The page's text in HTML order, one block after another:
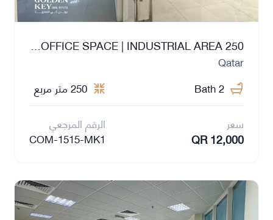
250 SQM | FITTED OFFICE SPACE | INDUSTRIAL AREA
Qatar
2 Bath
250 متر مربع
سعر
QR 12,000
الرقم المرجعي
COM-1515-MK1